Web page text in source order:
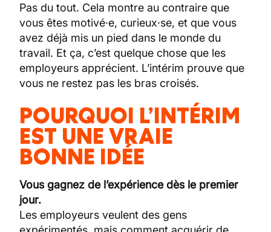
Pas du tout. Cela montre au contraire que
vous êtes motivé·e, curieux·se, et que vous
avez déjà mis un pied dans le monde du
travail. Et ça, c’est quelque chose que les
employeurs apprécient. L’intérim prouve que
vous ne restez pas les bras croisés.
POURQUOI L’INTÉRIM
EST UNE VRAIE
BONNE IDÉE
Vous gagnez de l’expérience dès le premier
jour.
Les employeurs veulent des gens